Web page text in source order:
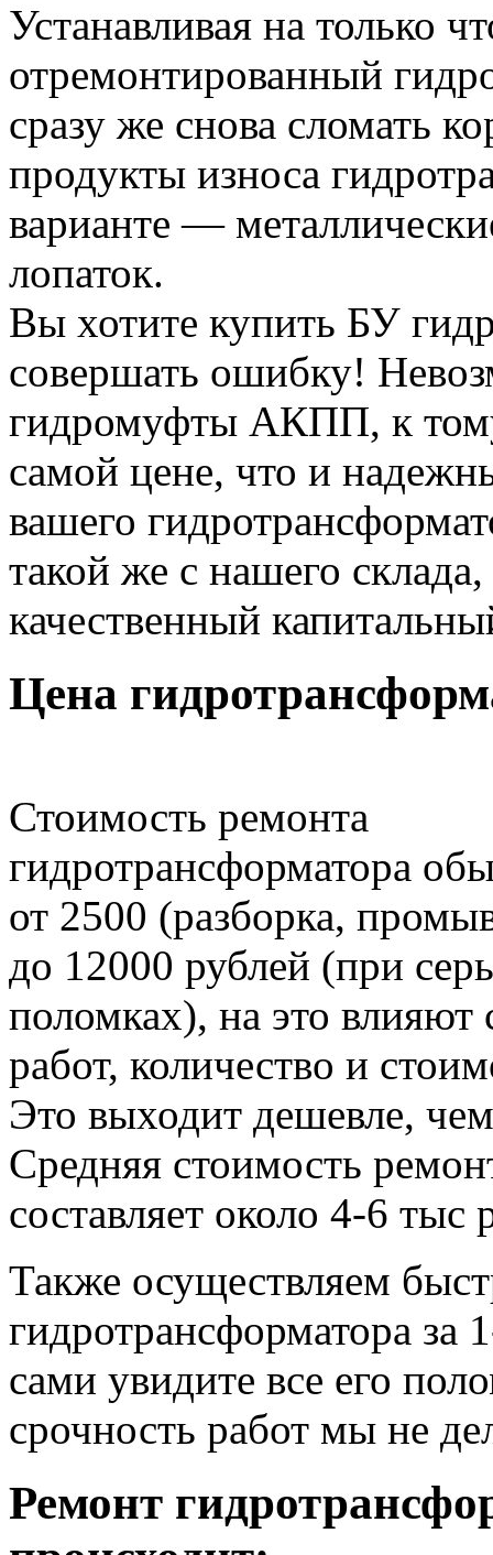
Устанавливая на только
отремонтированный
сразу же снова сломать
продукты износа
варианте —
лопаток.
Вы хотите купить БУ
совершать ошибку!
гидромуфты АКПП, к
самой цене, что и
вашего
такой же с нашего
качественный
Цена
Стоимость ремонта
гидротрансформатора
от 2500 (разборка,
до 12000 рублей (при
поломках), на это влияют
работ, количество и
Это выходит дешевле,
Средняя стоимость
составляет около 4-6 тыс
Также осуществляем
гидротрансформатора
сами увидите все его
срочность работ мы не
Ремонт